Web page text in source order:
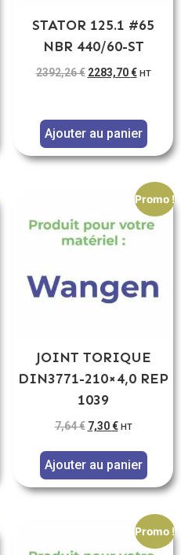
STATOR 125.1 #65
NBR 440/60-ST
2392,26€ 2283,70€ HT
Ajouter au panier
Promo !
JOINT TORIQUE
DIN3771-210×4,0 REP
1039
7,64€ 7,30€ HT
Ajouter au panier
Promo !